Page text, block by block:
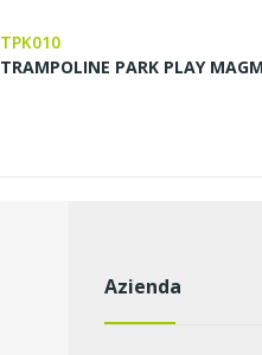
TPK010
TRAMPOLINE PARK PLAY
Azienda